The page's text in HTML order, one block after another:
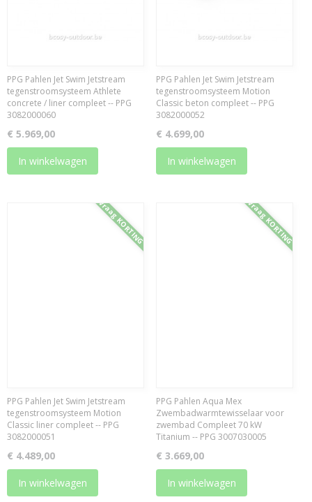
PPG Pahlen Jet Swim Jetstream
tegenstroomsysteem Athlete
concrete / liner compleet -- PPG
3082000060
€ 5.969,00
In winkelwagen
PPG Pahlen Jet Swim Jetstream
tegenstroomsysteem Motion
Classic beton compleet -- PPG
3082000052
€ 4.699,00
In winkelwagen
Vraag KORTING
PPG Pahlen Jet Swim Jetstream
tegenstroomsysteem Motion
Classic liner compleet -- PPG
3082000051
€ 4.489,00
In winkelwagen
Vraag KORTING
PPG Pahlen Aqua Mex
Zwembadwarmtewisselaar voor
zwembad Compleet 70 kW
Titanium -- PPG 3007030005
€ 3.669,00
In winkelwagen